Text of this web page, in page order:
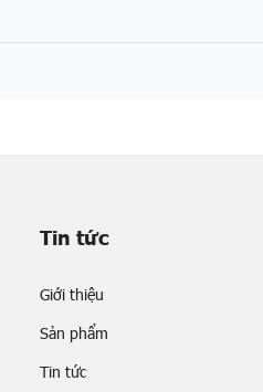
Tin tức
Giới thiệu
Sản phẩm
Tin tức